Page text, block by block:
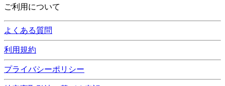
ご利用について
よくある質問
利用規約
プライバシーポリシー